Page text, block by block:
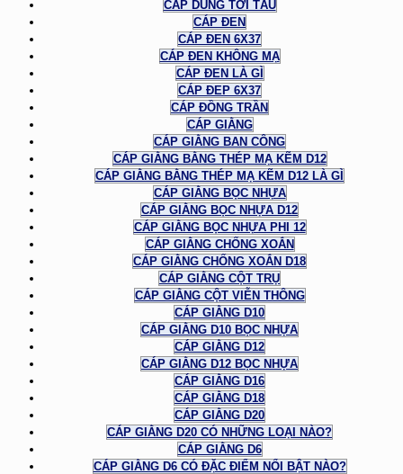
CÁP DÙNG TỜI TÀU
CÁP ĐEN
CÁP ĐEN 6X37
CÁP ĐEN KHÔNG MẠ
CÁP ĐEN LÀ GÌ
CÁP ĐEP 6X37
CÁP ĐỒNG TRẦN
CÁP GIẰNG
CÁP GIẰNG BAN CÔNG
CÁP GIẰNG BẰNG THÉP MẠ KẼM D12
CÁP GIẰNG BẰNG THÉP MẠ KẼM D12 LÀ GÌ
CÁP GIẰNG BỌC NHỰA
CÁP GIẰNG BỌC NHỰA D12
CÁP GIẰNG BỌC NHỰA PHI 12
CÁP GIẰNG CHỐNG XOẮN
CÁP GIẰNG CHỐNG XOẮN D18
CÁP GIẰNG CỘT TRỤ
CÁP GIẰNG CỘT VIỄN THÔNG
CÁP GIẰNG D10
CÁP GIẰNG D10 BỌC NHỰA
CÁP GIẰNG D12
CÁP GIẰNG D12 BỌC NHỰA
CÁP GIẰNG D16
CÁP GIẰNG D18
CÁP GIẰNG D20
CÁP GIẰNG D20 CÓ NHỮNG LOẠI NÀO?
CÁP GIẰNG D6
CÁP GIẰNG D6 CÓ ĐẶC ĐIỂM NỔI BẬT NÀO?